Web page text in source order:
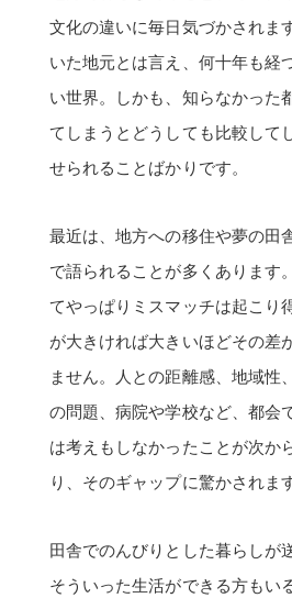
文化の違いに毎日気づかされま
いた地元とは言え、何十年も経
い世界。しかも、知らなかった
てしまうとどうしても比較して
せられることばかりです。
最近は、地方への移住や夢の田
で語られることが多くあります
てやっぱりミスマッチは起こり
が大きければ大きいほどその差
ません。人との距離感、地域性
の問題、病院や学校など、都会
は考えもしなかったことが次か
り、そのギャップに驚かされます
田舎でのんびりとした暮らしが
そういった生活ができる方もい